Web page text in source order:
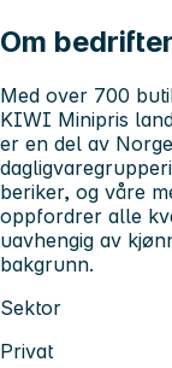
Om
Med over 700
KIWI Minipris
er en del av
beriker, og våre
oppfordrer alle
uavhengig av
bakgrunn.
Sektor
Privat